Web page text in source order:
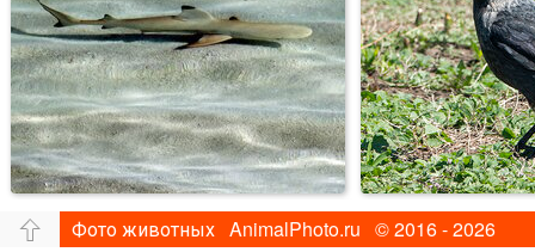
Фото животных AnimalPhoto.ru © 2016 - 2026